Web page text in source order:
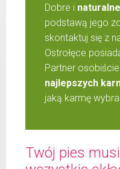
Dobre i
podstawą jego
skontaktuj się z
Ostrołęce
Partner
najlepszych
jaką karmę
Twój pies